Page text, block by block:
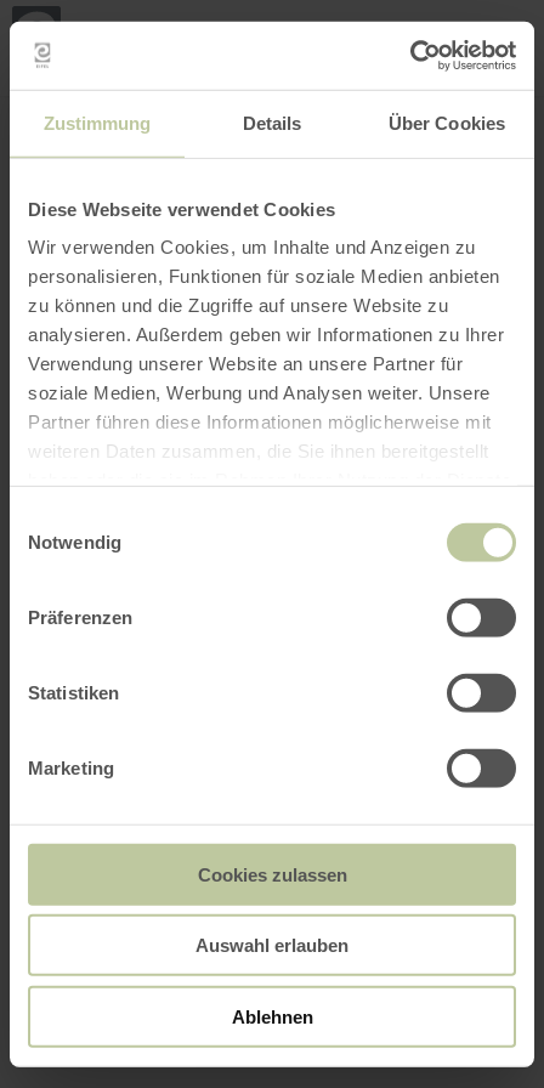
Zustimmung Details Über Cookies
Diese Webseite verwendet Cookies
Wir verwenden Cookies, um Inhalte und Anzeigen zu
personalisieren, Funktionen für soziale Medien anbieten
zu können und die Zugriffe auf unsere Website zu
analysieren. Außerdem geben wir Informationen zu Ihrer
Verwendung unserer Website an unsere Partner für
soziale Medien, Werbung und Analysen weiter. Unsere
Partner führen diese Informationen möglicherweise mit
weiteren Daten zusammen, die Sie ihnen bereitgestellt
Notwendig
Präferenzen
Statistiken
Marketing
Cookies zulassen
Auswahl erlauben
Ablehnen
INTERACTIEVE KAART
Mijn
Filter openen